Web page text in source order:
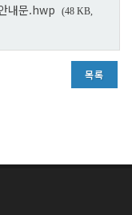
내문.hwp
(48 KB,
목록